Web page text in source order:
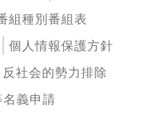
組種別番組表
個人情報保護方針
反社会的勢力排除
義申請